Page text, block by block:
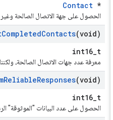
Contact *
الحصول على جهة الاتصال الصالحة وغير
CompletedContacts(void)
int16_t
معرفة عدد جهات الاتصال الصالحة،
ReliableResponses(void)
int16_t
الحصول على عدد البيانات "الموثوقة"